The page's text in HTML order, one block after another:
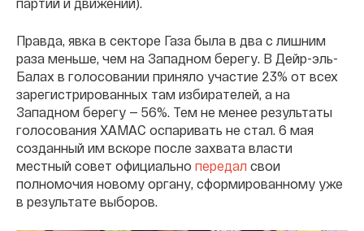
Правда, явка в секторе Газа была в два с лишним
раза меньше, чем на Западном берегу. В Дейр-эль-
Балах в голосовании приняло участие 23% от всех
зарегистрированных там избирателей, а на
Западном берегу — 56%. Тем не менее результаты
голосования ХАМАС оспаривать не стал. 6 мая
созданный им вскоре после захвата власти
местный совет официально передал свои
полномочия новому органу, сформированному уже
в результате выборов.